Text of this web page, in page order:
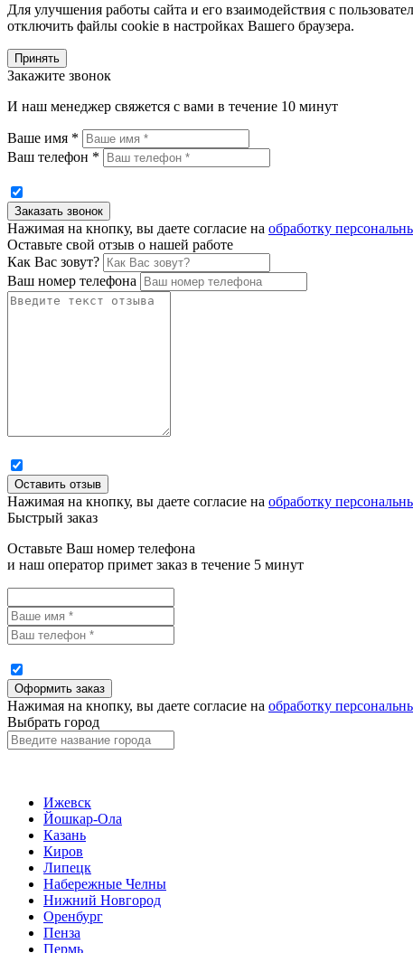
Для улучшения работы сайта и его взаимодействия с
отключить файлы cookie в настройках Вашего браузера.
Принять
Закажите звонок
И наш менеджер свяжется с вами в течение 10 минут
Ваше имя *
Ваш телефон *
Нажимая на кнопку, вы даете согласие на обработку
Оставьте свой отзыв о нашей работе
Как Вас зовут?
Ваш номер телефона
Нажимая на кнопку, вы даете согласие на обработку
Быстрый заказ
Оставьте Ваш номер телефона
и наш оператор примет заказ в течение 5 минут
Нажимая на кнопку, вы даете согласие на обработку
Выбрать город
Ижевск
Йошкар-Ола
Казань
Киров
Липецк
Набережные Челны
Нижний Новгород
Оренбург
Пенза
Пермь